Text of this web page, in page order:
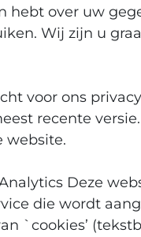
hebt over uw
Wij zijn u
voor ons
recente
website.
Deze
die wordt
`cookies’